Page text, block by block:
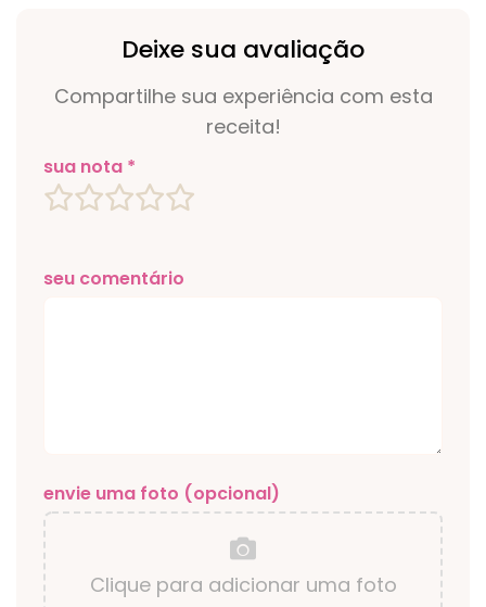
Deixe sua avaliação
Compartilhe sua experiência com esta
receita!
sua nota *
seu comentário
envie uma foto (opcional)
Clique para adicionar uma foto